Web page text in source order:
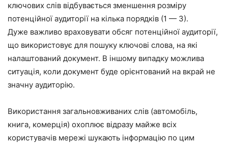
ключових слів відбувається зменшення розміру
потенційної аудиторії на кілька порядків (1 — 3).
Дуже важливо враховувати обсяг потенційної аудиторії,
що використовує для пошуку ключові слова, на які
налаштований документ. В іншому випадку можлива
ситуація, коли документ буде орієнтований на вкрай не
значну аудиторію.
Використання загальновживаних слів (автомобіль,
книга, комерція) охоплює відразу майже всіх
користувачів мережі шукають інформацію по цим